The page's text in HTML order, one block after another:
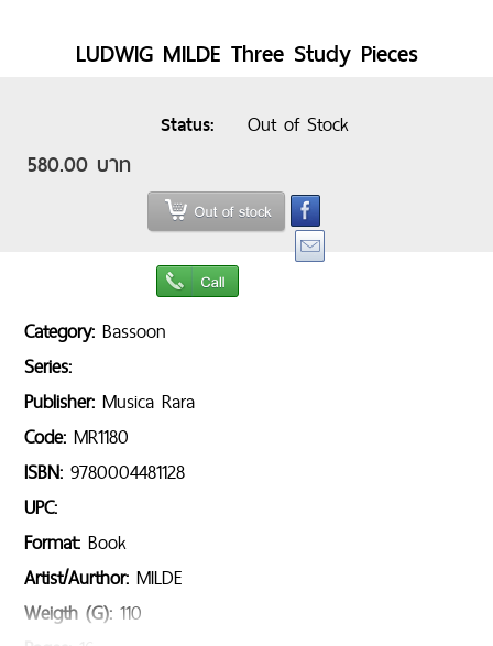
LUDWIG MILDE Three Study Pieces
Status Out of Stock
580.00 บาท
Category:Bassoon
Series:
Publisher:Musica Rara
Code:MR1180
ISBN:9780004481128
UPC:
Format:Book
Artist/Aurthor:MILDE
Weigth (G):110